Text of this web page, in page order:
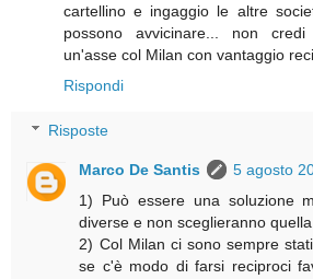
cartellino e ingaggio le altre
possono avvicinare... non
un'asse col Milan con vantaggio
Rispondi
Risposte
Marco De Santis
5 agosto
1) Può essere una soluzione
diverse e non sceglieranno
2) Col Milan ci sono sempre
se c'è modo di farsi reciproci